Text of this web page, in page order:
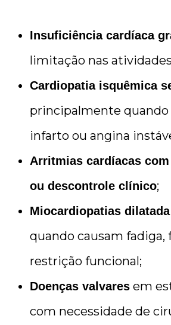
Insuficiência cardíaca
limitação nas
Cardiopatia isquêmica
principalmente quando
infarto ou angina
Arritmias cardíacas
ou descontrole clínico;
Miocardiopatias
quando causam fadiga,
restrição funcional;
Doenças valvares em
com necessidade de